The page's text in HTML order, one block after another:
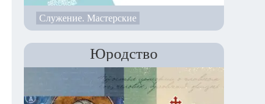
Служение. Мастерские
Юродство